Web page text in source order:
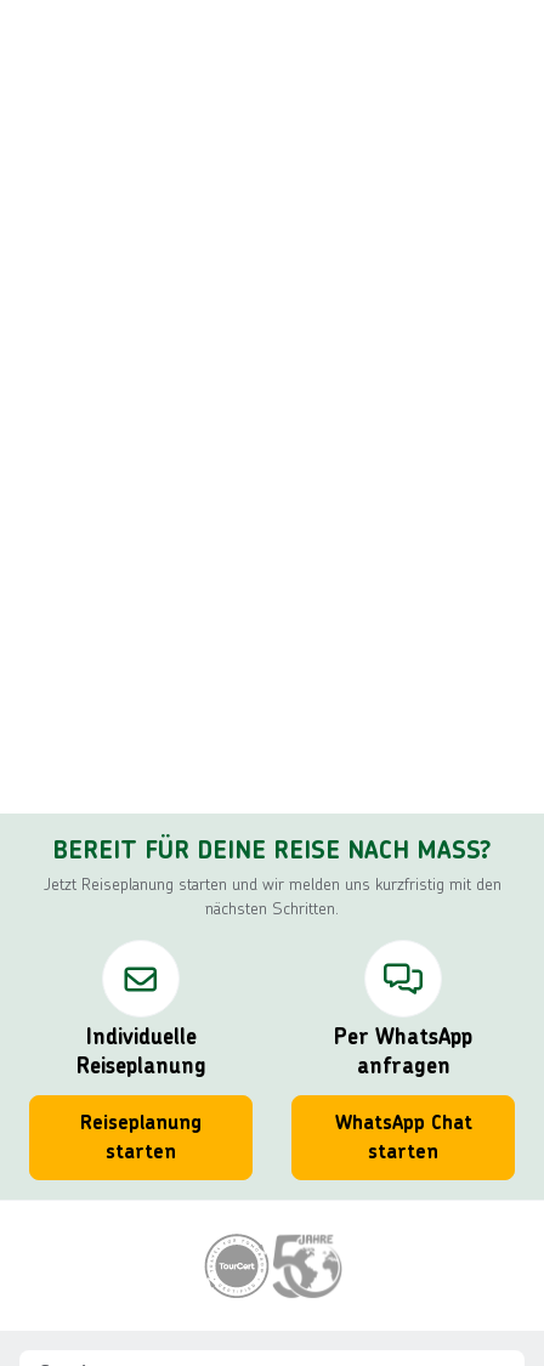
BEREIT FÜR DEINE REISE NACH MASS?
Jetzt Reiseplanung starten und wir melden uns kurzfristig mit den
nächsten Schritten.
Individuelle
Reiseplanung
Reiseplanung
starten
Per WhatsApp
anfragen
WhatsApp Chat
starten